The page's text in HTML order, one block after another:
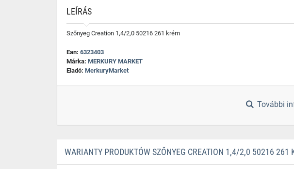
LEÍRÁS
Szőnyeg Creation 1,4/2,0 50216 261 krém
Ean: 6323403
Márka: MERKURY MARKET
Eladó: MerkuryMarket
További
WARIANTY PRODUKTÓW SZŐNYEG CREATION 1,4/2,0 50216 261